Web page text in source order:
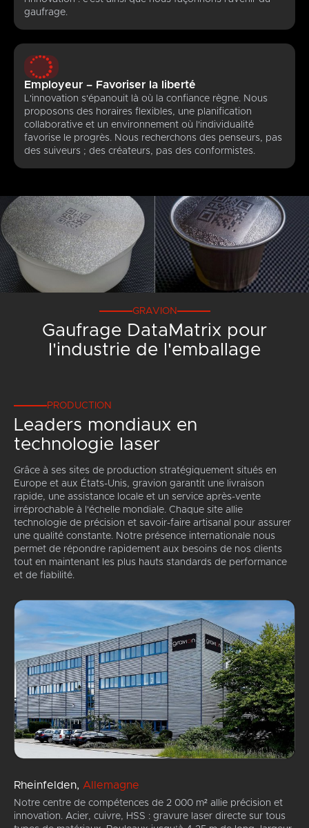
gaufrage.
Employeur – Favoriser la liberté
L'innovation s'épanouit là où la confiance règne. Nous
proposons des horaires flexibles, une planification
collaborative et un environnement où l'individualité
favorise le progrès. Nous recherchons des penseurs, pas
des suiveurs ; des créateurs, pas des conformistes.
GRAVION
Gaufrage DataMatrix pour
l'industrie de l'emballage
PRODUCTION
Leaders mondiaux en
technologie laser
Grâce à ses sites de production stratégiquement situés en
Europe et aux États-Unis, gravion garantit une livraison
rapide, une assistance locale et un service après-vente
irréprochable à l'échelle mondiale. Chaque site allie
technologie de précision et savoir-faire artisanal pour assurer
une qualité constante. Notre présence internationale nous
permet de répondre rapidement aux besoins de nos clients
tout en maintenant les plus hauts standards de performance
et de fiabilité.
Rheinfelden, Allemagne
Notre centre de compétences de 2 000 m² allie précision et
innovation. Acier, cuivre, HSS : gravure laser directe sur tous